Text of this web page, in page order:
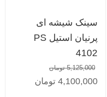
سینک شیشه ای
پرنیان استیل PS
4102
5,125,000 تومان
4,100,000 تومان